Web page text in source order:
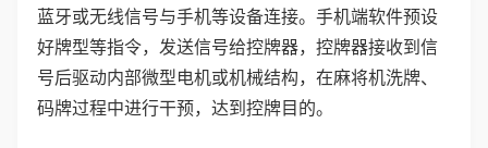
蓝牙或无线信号与手机等设备连接。手机端软件预设
好牌型等指令，发送信号给控牌器，控牌器接收到信
号后驱动内部微型电机或机械结构，在麻将机洗牌、
码牌过程中进行干预，达到控牌目的。